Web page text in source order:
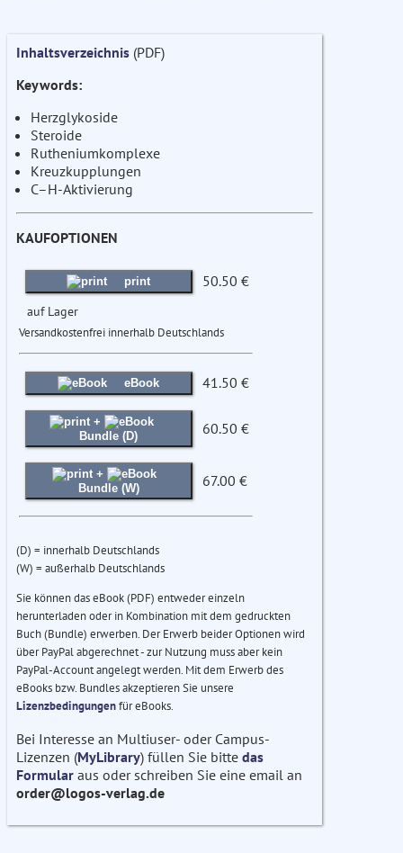
Inhaltsverzeichnis (PDF)
Keywords:
Herzglykoside
Steroide
Rutheniumkomplexe
Kreuzkupplungen
C–H-Aktivierung
KAUFOPTIONEN
print 50.50 €
auf Lager
Versandkostenfrei innerhalb Deutschlands
eBook 41.50 €
+
Bundle (D)
60.50 €
+
Bundle (W)
67.00 €
(D) = innerhalb Deutschlands
(W) = außerhalb Deutschlands
Sie können das eBook (PDF) entweder einzeln
herunterladen oder in Kombination mit dem gedruckten
Buch (Bundle) erwerben. Der Erwerb beider Optionen wird
über PayPal abgerechnet - zur Nutzung muss aber kein
PayPal-Account angelegt werden. Mit dem Erwerb des
eBooks bzw. Bundles akzeptieren Sie unsere
Lizenzbedingungenfür eBooks.
Bei Interesse an Multiuser- oder Campus-
Lizenzen (MyLibrary) füllen Sie bitte das
Formular aus oder schreiben Sie eine email an
order@logos-verlag.de